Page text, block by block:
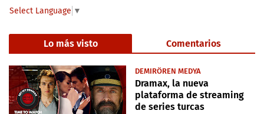
Select Language ▼
Lo más visto Comentarios
DEMIRÖREN MEDYA
Dramax, la nueva
plataforma de streaming
de series turcas